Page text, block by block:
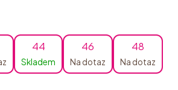
44
Skladem
46
Na dotaz
48
Na dotaz